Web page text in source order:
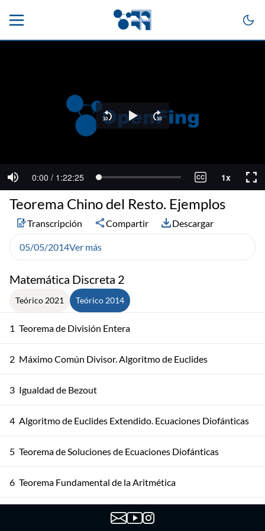
Matemática Discreta 2
Teórico 2021 Teórico 2014
1 Teorema de División Entera
2 Máximo Común Divisor. Algoritmo de Euclides
3 Igualdad de Bezout
4 Algoritmo de Euclides Extendido. Ecuaciones Diofánticas
5 Teorema de Soluciones de Ecuaciones Diofánticas
6 Teorema Fundamental de la Aritmética
Teorema Fundamental de la Aritmética. Algoritmos y
Teorema Chino del Resto. Ejemplos
Transcripción Compartir Descargar
05/05/2014Ver más